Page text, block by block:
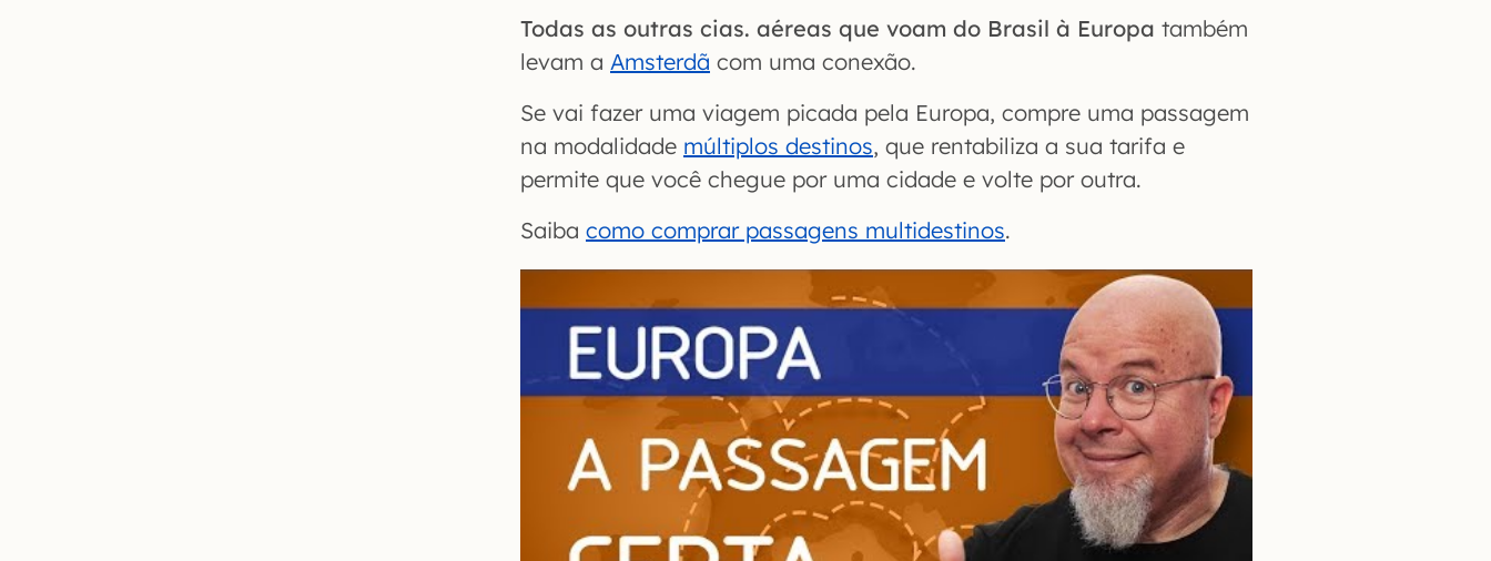
Todas as outras cias. aéreas que voam do Brasil à Europa também
levam a Amsterdã com uma conexão.
Se vai fazer uma viagem picada pela Europa, compre uma passagem
na modalidade múltiplos destinos, que rentabiliza a sua tarifa e
permite que você chegue por uma cidade e volte por outra.
Saiba como comprar passagens multidestinos.